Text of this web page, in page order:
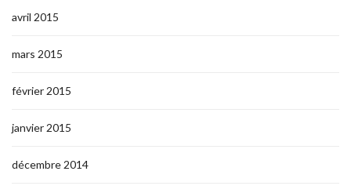
avril 2015
mars 2015
février 2015
janvier 2015
décembre 2014